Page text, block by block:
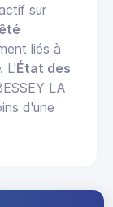
sur
liés à
. L'État des
LA
d'une